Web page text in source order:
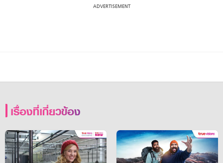
เรื่องที่เกี่ยวข้อง